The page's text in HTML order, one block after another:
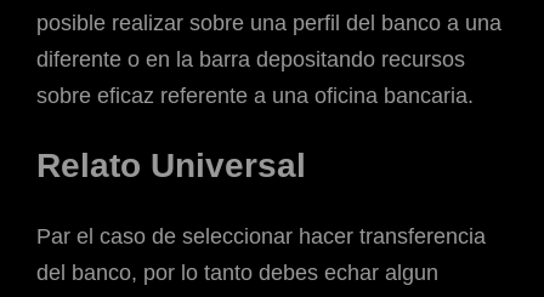
posible realizar sobre una perfil del banco a una
diferente o en la barra depositando recursos
sobre eficaz referente a una oficina bancaria.
Relato Universal
Par el caso de seleccionar hacer transferencia
del banco, por lo tanto debes echar algun